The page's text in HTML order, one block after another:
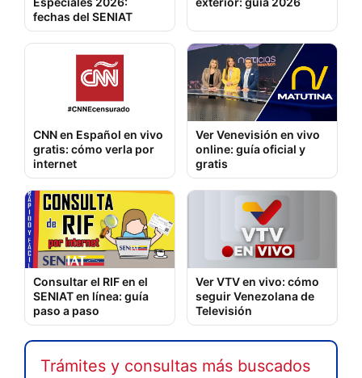
fechas del SENIAT
CNN en Español en vivo
gratis: cómo verla por
internet
Ver Venevisión en vivo
online: guía oficial y
gratis
Consultar el RIF en el
SENIAT en línea: guía
paso a paso
Ver VTV en vivo: cómo
seguir Venezolana de
Televisión
Trámites y consultas más buscados